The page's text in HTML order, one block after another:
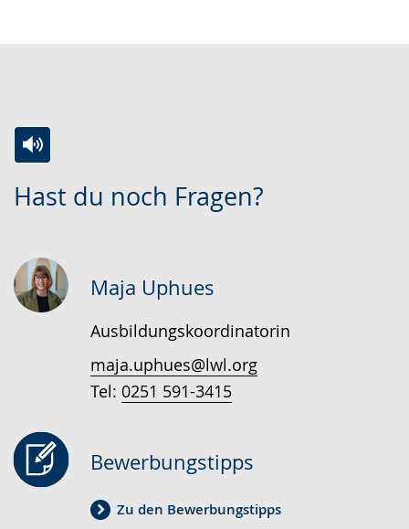
Hast du noch Fragen?
Leichten
wechseln.
Audio-
Video
Deutscher
Gebärdensprache
wird
Maja Uphues
Ausbildungskoordinatorin
maja.uphues@lwl.org
Tel: 0251 591-3415
Bewerbungstipps
Zu den Bewerbungstipps